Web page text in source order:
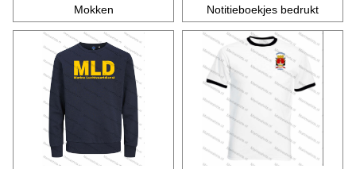
Mokken Notitieboekjes bedrukt